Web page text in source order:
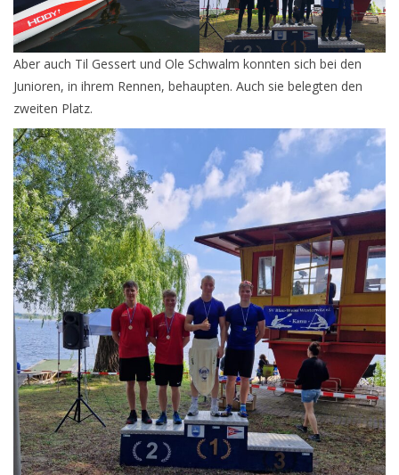
Videos
Fotos
Aber auch Til Gessert und Ole Schwalm konnten sich bei den
Junioren, in ihrem Rennen, behaupten. Auch sie belegten den
zweiten Platz.